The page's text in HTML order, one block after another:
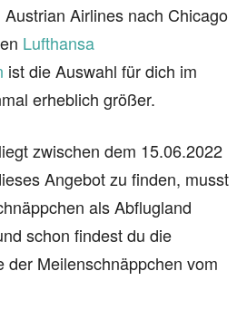
Airlines nach Chicago
Lufthansa
ist die Auswahl für dich im
erheblich größer.
zwischen dem 15.06.2022
Angebot zu finden, musst
als Abflugland
schon findest du die
der Meilenschnäppchen vom